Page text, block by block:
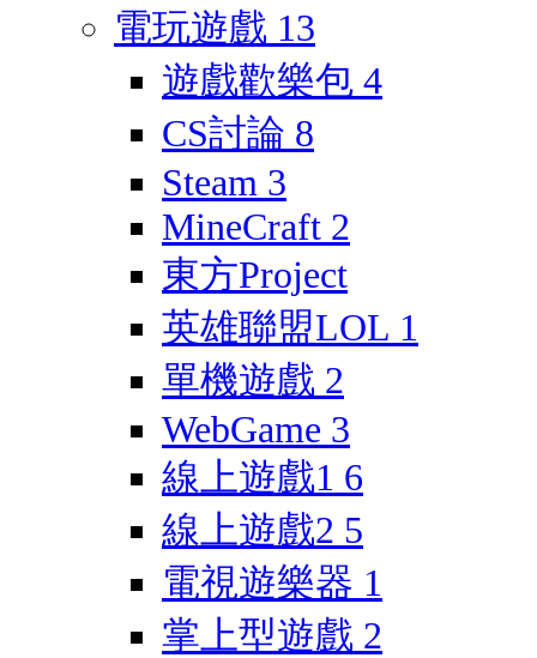
電玩遊戲 13
遊戲歡樂包 4
CS討論 8
Steam 3
MineCraft 2
東方Project
英雄聯盟LOL 1
單機遊戲 2
WebGame 3
線上遊戲1 6
線上遊戲2 5
電視遊樂器 1
掌上型遊戲 2